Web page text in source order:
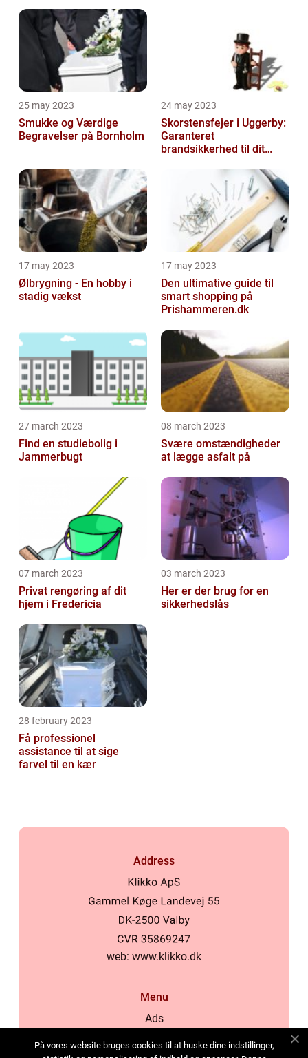
25 may 2023
Smukke og Værdige
Begravelser på Bornholm
24 may 2023
Skorstensfejer i Uggerby:
Garanteret
brandsikkerhed til dit
17 may 2023
Ølbrygning - En hobby i
stadig vækst
17 may 2023
Den ultimative guide til
smart shopping på
Prishammeren.dk
27 march 2023
Find en studiebolig i
Jammerbugt
08 march 2023
Svære omstændigheder
at lægge asfalt på
07 march 2023
Privat rengøring af dit
hjem i Fredericia
03 march 2023
Her er der brug for en
sikkerhedslås
28 february 2023
Få professionel
assistance til at sige
farvel til en kær
Address
web: www.klikko.dk
Menu
Ads
På vores website bruges cookies til at huske dine indstillinger,